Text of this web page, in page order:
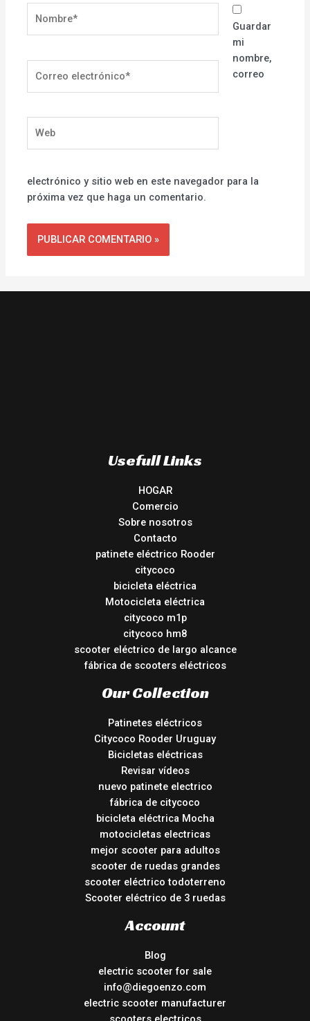
electrónico*
Guardar
mi
nombre,
correo
electrónico y sitio web en este navegador para la
próxima vez que haga un comentario.
Usefull Links
HOGAR
Comercio
Sobre nosotros
Contacto
patinete eléctrico Rooder
citycoco
bicicleta eléctrica
Motocicleta eléctrica
citycoco m1p
citycoco hm8
scooter eléctrico de largo alcance
fábrica de scooters eléctricos
Our Collection
Patinetes eléctricos
Citycoco Rooder Uruguay
Bicicletas eléctricas
Revisar vídeos
nuevo patinete electrico
fábrica de citycoco
bicicleta eléctrica Mocha
motocicletas electricas
mejor scooter para adultos
scooter de ruedas grandes
scooter eléctrico todoterreno
Scooter eléctrico de 3 ruedas
Account
Blog
electric scooter for sale
info@diegoenzo.com
electric scooter manufacturer